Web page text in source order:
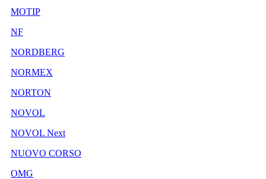
MOTIP
NF
NORDBERG
NORMEX
NORTON
NOVOL
NOVOL Next
NUOVO CORSO
OMG